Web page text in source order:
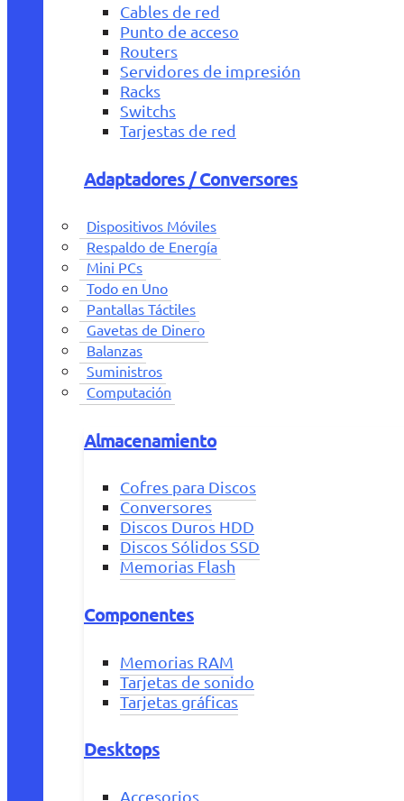
Cables de red
Punto de acceso
Routers
Servidores de impresión
Racks
Switchs
Tarjestas de red
Adaptadores / Conversores
Dispositivos Móviles
Respaldo de Energía
Mini PCs
Todo en Uno
Pantallas Táctiles
Gavetas de Dinero
Balanzas
Suministros
Computación
Almacenamiento
Cofres para Discos
Conversores
Discos Duros HDD
Discos Sólidos SSD
Memorias Flash
Componentes
Memorias RAM
Tarjetas de sonido
Tarjetas gráficas
Desktops
Accesorios